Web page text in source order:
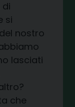
di
si
nostro
lasciati
che